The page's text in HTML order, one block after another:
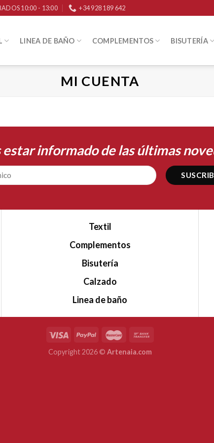
10:00 - 13:00 +34 928 189 642
LINEA DE BAÑO COMPLEMENTOS BISUTERÍA
MI CUENTA
estar informado de las últimas
Textil
Complementos
Bisutería
Calzado
Linea de baño
Copyright 2026 © Artenaia.com